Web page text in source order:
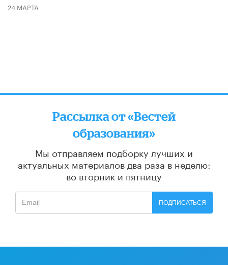
24 МАРТА
Рассылка от «Вестей
образования»
Мы отправляем подборку лучших и
актуальных материалов два раза в неделю:
во вторник и пятницу
ПОДПИСАТЬСЯ